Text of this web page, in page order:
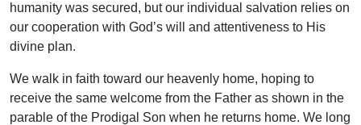
humanity was secured, but our individual salvation relies on
our cooperation with God’s will and attentiveness to His
divine plan.
We walk in faith toward our heavenly home, hoping to
receive the same welcome from the Father as shown in the
parable of the Prodigal Son when he returns home. We long